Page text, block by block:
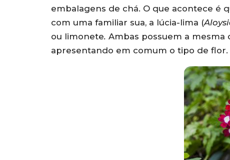
embalagens de chá. O que acontece é
com uma familiar sua, a lúcia-lima (
ou limonete. Ambas possuem a mesma
apresentando em comum o tipo de flor.